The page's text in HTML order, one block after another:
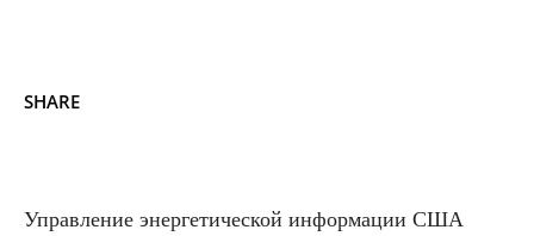
SHARE
Управление энергетической информации США